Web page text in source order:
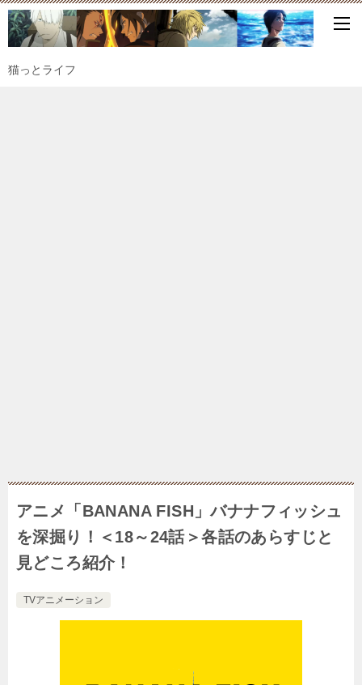
猫っとライフ
アニメ「BANANA FISH」バナナフィッシュ
を深掘り！＜18～24話＞各話のあらすじと
見どころ紹介！
TVアニメーション